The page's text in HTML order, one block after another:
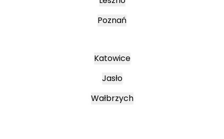
Poznań
Katowice
Jasło
Wałbrzych